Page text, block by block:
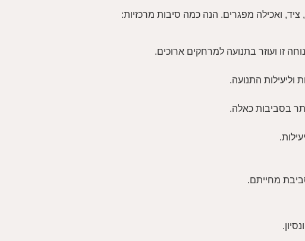
ואכילה מפגרים. הנה כמה סיבות מרכזיות:
זו ועוזר בתנועה למרחקים ארוכים.
וליעילות התנועה.
בסביבות כאלה.
מחייתם.